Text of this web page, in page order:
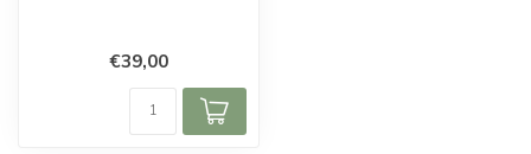
€39,00